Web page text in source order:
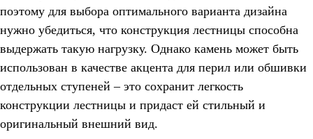
поэтому для выбора оптимального варианта дизайна
нужно убедиться, что конструкция лестницы способна
выдержать такую нагрузку. Однако камень может быть
использован в качестве акцента для перил или обшивки
отдельных ступеней – это сохранит легкость
конструкции лестницы и придаст ей стильный и
оригинальный внешний вид.